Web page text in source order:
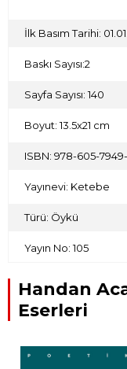
İlk Basım Tarihi:
Baskı Sayısı:2
Sayfa Sayısı: 140
Boyut: 13.5x21 cm
ISBN: 978-605-7949-
Yayınevi: Ketebe
Türü: Öykü
Yayın No: 105
Handan
Eserleri